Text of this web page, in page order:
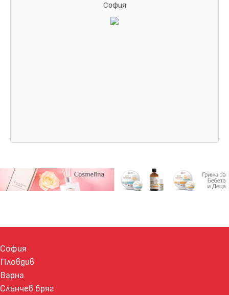
София
София
Пловдив
Варна
Слънчев бряг